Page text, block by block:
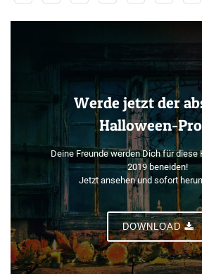
Werde jetzt der
Halloween-
Deine Freunde werden Dich für diese
2019 beneiden!
Jetzt ansehen und sofort
DOWNLOAD